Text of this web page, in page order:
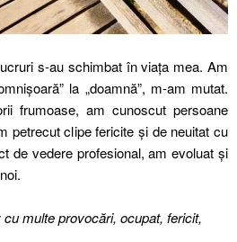
s-au schimbat în viața mea. Am
la „doamnă”, m-am mutat.
frumoase, am cunoscut persoane
petrecut clipe fericite și de neuitat cu
de vedere profesional, am evoluat și
multe provocări, ocupat, fericit,